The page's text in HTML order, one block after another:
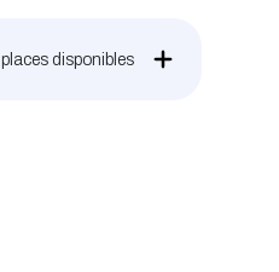
places disponibles